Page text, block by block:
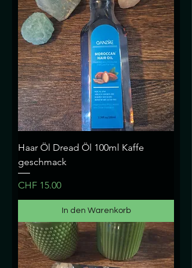
Haar Öl Dread Öl 100ml Kaffe
geschmack
Preis
CHF 15.00
In den Warenkorb